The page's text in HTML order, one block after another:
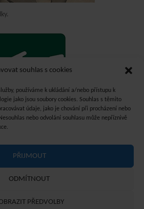
souhlas s cookies
používáme k ukládání a/nebo přístupu k
jako jsou soubory cookies. Souhlas s těmito
údaje, jako je chování při procházení nebo
nebo odvolání souhlasu může nepříznivě
PŘIJMOUT
ODMÍTNOUT
PŘEDVOLBY